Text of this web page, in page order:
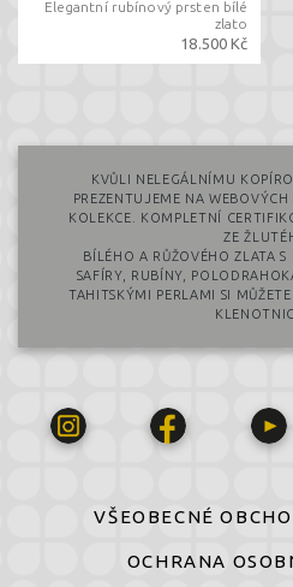
Elegantní rubínový prsten bílé
zlato
18.500 Kč
KVŮLI NELEGÁLNÍMU
PREZENTUJEME NA
KOLEKCE. KOMPLETNÍ
ZE
BÍLÉHO A RŮŽOVÉHO ZLATA S
SAFÍRY, RUBÍNY,
TAHITSKÝMI PERLAMI SI
VŠEOBECNÉ
OCHRANA